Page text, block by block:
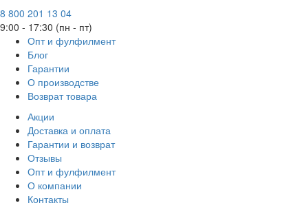
8 800 201 13 04
9:00 - 17:30 (пн - пт)
Опт и фулфилмент
Блог
Гарантии
О производстве
Возврат товара
Акции
Доставка и оплата
Гарантии и возврат
Отзывы
Опт и фулфилмент
О компании
Контакты